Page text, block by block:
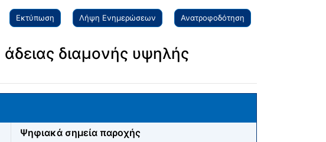
Εκτύπωση Λήψη Ενημερώσεων Ανατροφοδότηση
διαμονής υψηλής
Ψηφιακά σημεία παροχής